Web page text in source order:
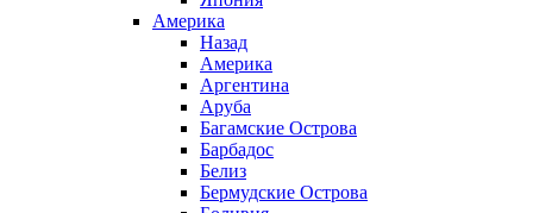
Америка
Назад
Америка
Аргентина
Аруба
Багамские Острова
Барбадос
Белиз
Бермудские Острова